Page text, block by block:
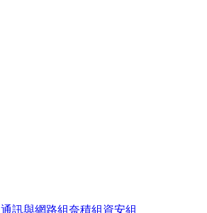
通訊與網路組奈積組資安組